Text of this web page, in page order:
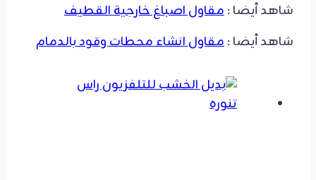
شاهد أيضا :مقاول اصباغ خارجية القطيف
شاهد أيضا :مقاول انشاء محطات وقود بالدمام